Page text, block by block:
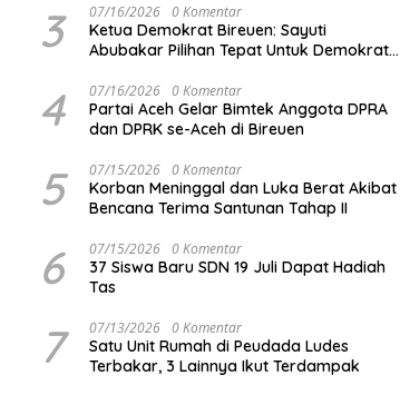
3 07/16/2026 0 Komentar
Ketua Demokrat Bireuen: Sayuti
Abubakar Pilihan Tepat Untuk Demokrat
4 07/16/2026 0 Komentar
Partai Aceh Gelar Bimtek Anggota DPRA
dan DPRK se-Aceh di Bireuen
5 07/15/2026 0 Komentar
Korban Meninggal dan Luka Berat Akibat
Bencana Terima Santunan Tahap II
6 07/15/2026 0 Komentar
37 Siswa Baru SDN 19 Juli Dapat Hadiah
Tas
7 07/13/2026 0 Komentar
Satu Unit Rumah di Peudada Ludes
Terbakar, 3 Lainnya Ikut Terdampak